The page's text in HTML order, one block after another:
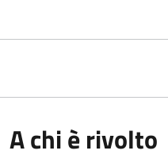
A chi è rivolto